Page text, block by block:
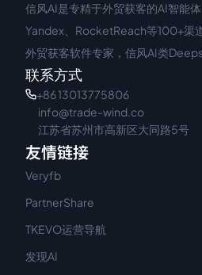
信风AI是专精于外贸获客的AI智能
Yandex、RocketReach等100+渠
外贸获客软件专家，信风AI类
联系方式
+86 13013775806
info@trade-wind.co
江苏省苏州市高新区大同路5号
友情链接
Veryfb
PartnerShare
TKEVO运营导航
发现AI